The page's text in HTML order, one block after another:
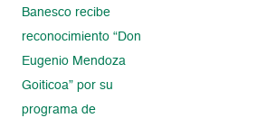
Banesco recibe
reconocimiento “Don
Eugenio Mendoza
Goiticoa” por su
programa de